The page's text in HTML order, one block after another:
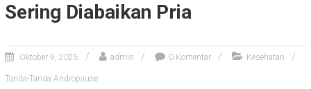
Sering Diabaikan Pria
Oktober 9, 2025 admin 0 Komentar Kesehatan
Tanda-Tanda Andropause